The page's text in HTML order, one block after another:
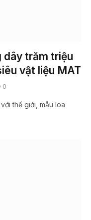
dây trăm triệu
vật liệu MAT
0
thế giới, mẫu loa